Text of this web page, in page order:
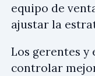
equipo de
ajustar la
Los gerentes y
controlar